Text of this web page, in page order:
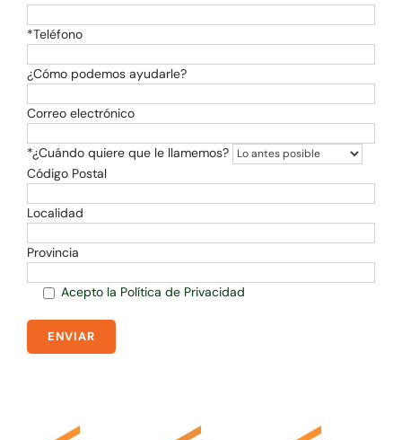
*Teléfono
¿Cómo podemos ayudarle?
Correo electrónico
*¿Cuándo quiere que le llamemos?
Código Postal
Localidad
Provincia
Acepto la Política de Privacidad